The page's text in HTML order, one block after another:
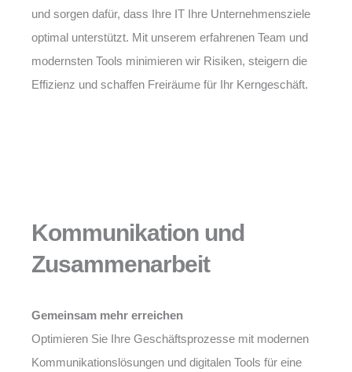
und sorgen dafür, dass Ihre IT Ihre Unternehmensziele
optimal unterstützt. Mit unserem erfahrenen Team und
modernsten Tools minimieren wir Risiken, steigern die
Effizienz und schaffen Freiräume für Ihr Kerngeschäft.
Kommunikation und
Zusammenarbeit
Gemeinsam mehr erreichen
Optimieren Sie Ihre Geschäftsprozesse mit modernen
Kommunikationslösungen und digitalen Tools für eine